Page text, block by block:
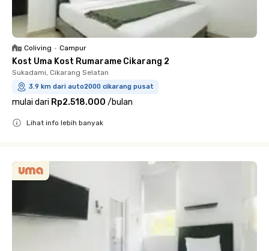
Coliving • Campur
Kost Uma Kost Rumarame Cikarang 2
Sukadami, Cikarang Selatan
3.9 km dari auto2000 cikarang pusat
mulai dari Rp2.518.000 /bulan
Lihat info lebih banyak